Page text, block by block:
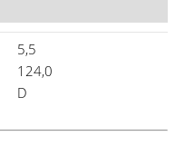
5,5
124,0
D